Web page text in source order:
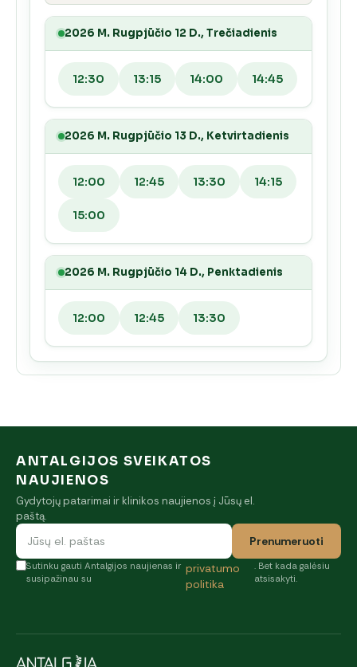
2026 M. Rugpjūčio 12 D., Trečiadienis
12:30 13:15 14:00 14:45
2026 M. Rugpjūčio 13 D., Ketvirtadienis
12:00 12:45 13:30 14:15
15:00
2026 M. Rugpjūčio 14 D., Penktadienis
12:00 12:45 13:30
ANTALGIJOS SVEIKATOS
NAUJIENOS
Gydytojų patarimai ir klinikos naujienos į Jūsų el.
paštą.
Prenumeruoti
Sutinku gauti Antalgijos naujienas ir
susipažinau su
privatumo
politika
. Bet kada galėsiu
atsisakyti.